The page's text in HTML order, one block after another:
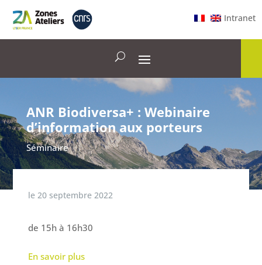
Intranet
ANR Biodiversa+ : Webinaire
d’information aux porteurs
Séminaire
le 20 septembre 2022
de 15h à 16h30
En savoir plus